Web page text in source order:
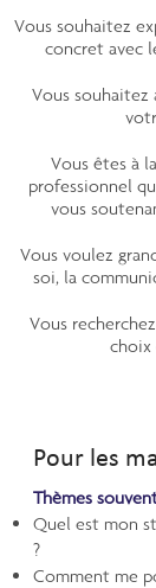
Vous souhaitez
concret avec
Vous
Vous êtes à
professionnel
vous
Vous voulez
soi, la
Vous
choix
Pour les
Thèmes
Quel est mon
?
Comment me